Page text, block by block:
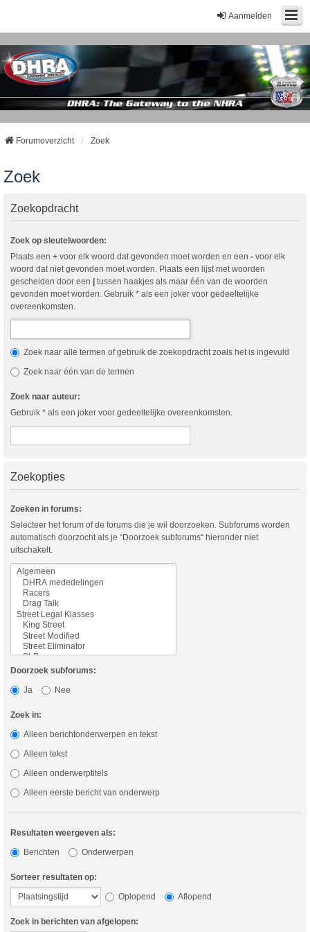
Aanmelden
Forumoverzicht Zoek
Zoek
Zoekopdracht
Zoek op sleutelwoorden:
Plaats een + voor elk woord dat gevonden moet worden en een - voor elk
woord dat niet gevonden moet worden. Plaats een lijst met woorden
gescheiden door een
tussen haakjes als maar één van de woorden
gevonden moet worden. Gebruik * als een joker voor gedeeltelijke
overeenkomsten.
Zoek naar alle termen of gebruik de zoekopdracht zoals het is ingevuld
Zoek naar één van de termen
Zoek naar auteur:
Gebruik * als een joker voor gedeeltelijke overeenkomsten.
Zoekopties
Zoeken in forums:
Selecteer het forum of de forums die je wil doorzoeken. Subforums worden
automatisch doorzocht als je “Doorzoek subforums“ hieronder niet
uitschakelt.
Doorzoek subforums:
Ja
Nee
Zoek in:
Alleen berichtonderwerpen en tekst
Alleen tekst
Alleen onderwerptitels
Alleen eerste bericht van onderwerp
Resultaten weergeven als:
Berichten
Onderwerpen
Sorteer resultaten op:
Oplopend
Aflopend
Zoek in berichten van afgelopen: